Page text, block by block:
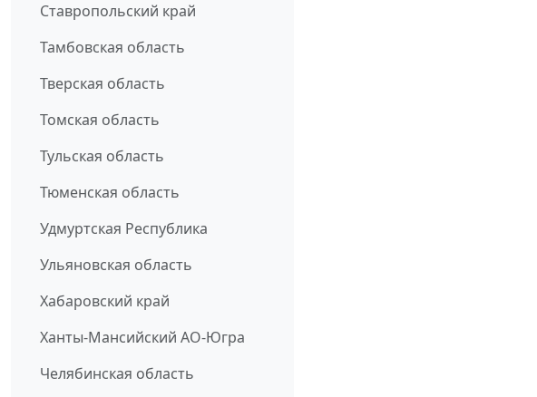
Ставропольский край
Тамбовская область
Тверская область
Томская область
Тульская область
Тюменская область
Удмуртская Республика
Ульяновская область
Хабаровский край
Ханты-Мансийский АО-Югра
Челябинская область